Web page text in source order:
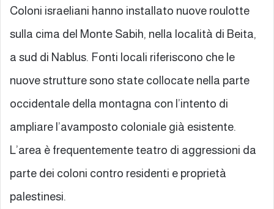
Coloni israeliani hanno installato nuove roulotte
sulla cima del Monte Sabih, nella località di Beita,
a sud di Nablus. Fonti locali riferiscono che le
nuove strutture sono state collocate nella parte
occidentale della montagna con l’intento di
ampliare l’avamposto coloniale già esistente.
L’area è frequentemente teatro di aggressioni da
parte dei coloni contro residenti e proprietà
palestinesi.